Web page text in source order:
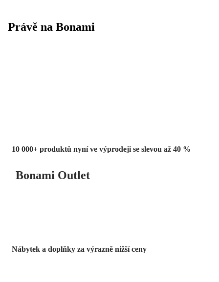
Právě na Bonami
10 000+ produktů nyní ve výprodeji se slevou až 40 %
Bonami Outlet
Nábytek a doplňky za výrazně nižší ceny